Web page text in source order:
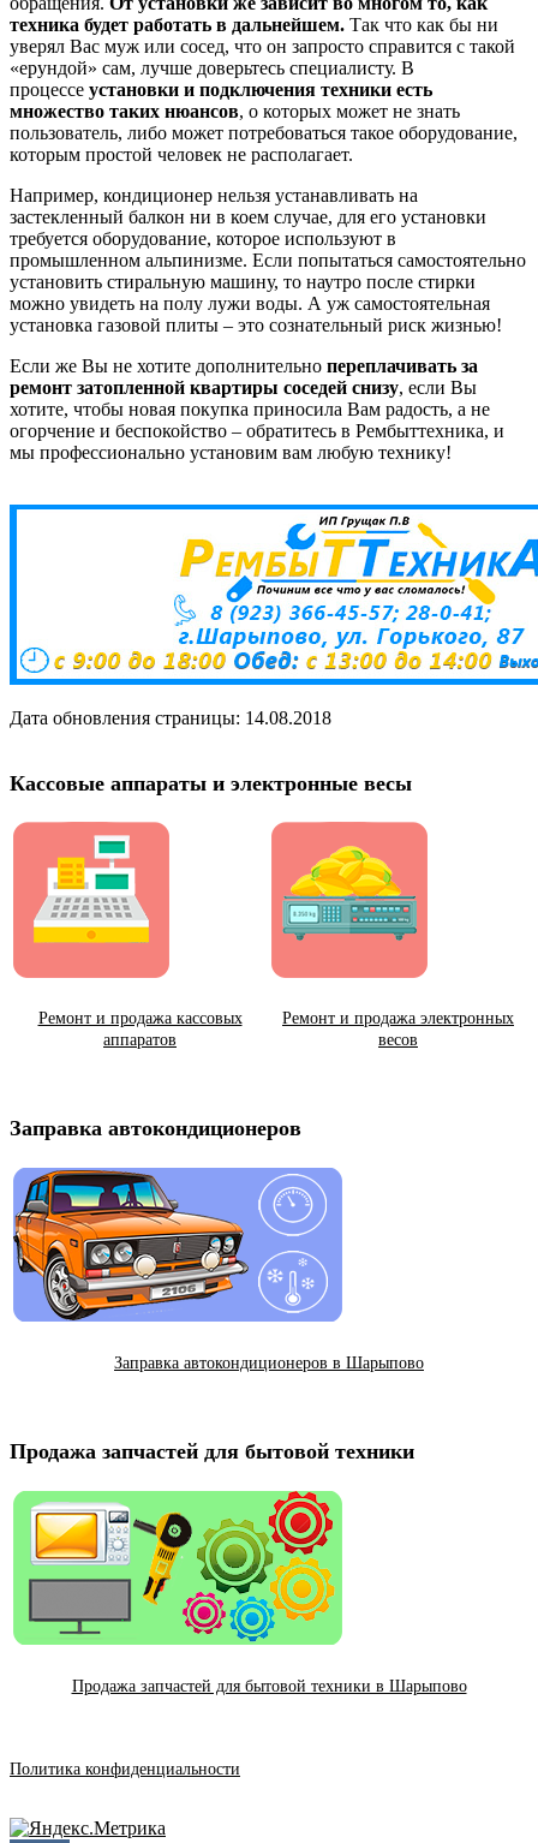
техника будет работать в дальнейшем. Так что как бы ни
уверял Вас муж или сосед, что он запросто справится с такой
«ерундой» сам, лучше доверьтесь специалисту. В
процессе установки и подключения техники есть
множество таких нюансов, о которых может не знать
пользователь, либо может потребоваться такое оборудование,
которым простой человек не располагает.
Например, кондиционер нельзя устанавливать на
застекленный балкон ни в коем случае, для его установки
требуется оборудование, которое используют в
промышленном альпинизме. Если попытаться самостоятельно
установить стиральную машину, то наутро после стирки
можно увидеть на полу лужи воды. А уж самостоятельная
установка газовой плиты – это сознательный риск жизнью!
Если же Вы не хотите дополнительно переплачивать за
ремонт затопленной квартиры соседей снизу, если Вы
хотите, чтобы новая покупка приносила Вам радость, а не
огорчение и беспокойство – обратитесь в Рембыттехника, и
мы профессионально установим вам любую технику!
Дата обновления страницы: 14.08.2018
Кассовые аппараты и электронные весы
Ремонт и продажа кассовых
аппаратов
Ремонт и продажа электронных
весов
Заправка автокондиционеров
Заправка автокондиционеров в Шарыпово
Продажа запчастей для бытовой техники
Продажа запчастей для бытовой техники в Шарыпово
Политика конфиденциальности